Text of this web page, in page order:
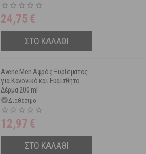
24,75 €
ΣΤΟ ΚΑΛΑΘΙ
Avene Men Αφρός Ξυρίσματος
για Κανονικό και Ευαίσθητο
Δέρμα 200 ml
Διαθέσιμο
12,97 €
ΣΤΟ ΚΑΛΑΘΙ